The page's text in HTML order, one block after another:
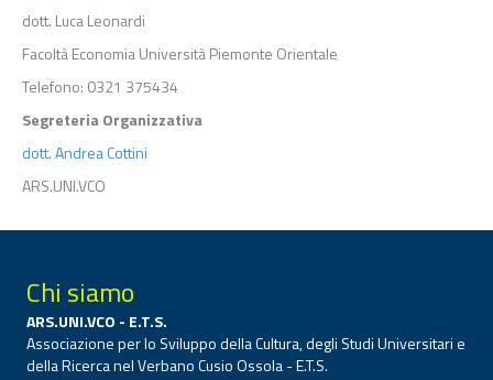
dott. Luca Leonardi
Facoltà Economia Università Piemonte Orientale
Telefono: 0321 375434
Segreteria Organizzativa
dott. Andrea Cottini
ARS.UNI.VCO
Chi siamo
ARS.UNI.VCO - E.T.S.
Associazione per lo Sviluppo della Cultura, degli Studi Universitari e
della Ricerca nel Verbano Cusio Ossola - E.T.S.